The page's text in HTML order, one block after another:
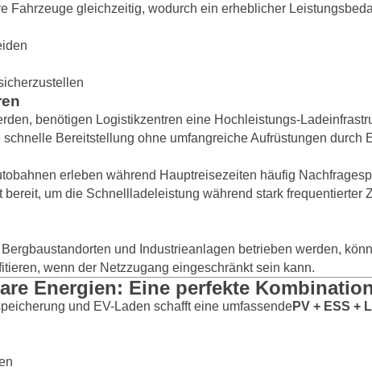
Fahrzeuge gleichzeitig, wodurch ein erheblicher
benötigen Logistikzentren eine Hochleistungs-
Bereitstellung ohne umfangreiche Aufrüstungen durch
erleben während Hauptreisezeiten häufig
um die Schnellladeleistung während stark frequentierter
und Industrieanlagen betrieben werden,
wenn der Netzzugang eingeschränkt sein kann.
Energien: Eine perfekte
und EV-Laden schafft eine umfassendePV + ESS +